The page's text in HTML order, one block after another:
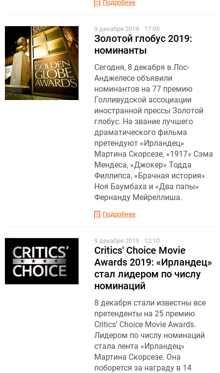
Подробнее
9 декабря 2019 17:05
Золотой глобус 2019:
номинанты
Сегодня, 8 декабря в Лос-
Анджелесе объявили
номинантов на 77 премию
Голливудской ассоциации
иностранной прессы Золотой
глобус. На звание лучшего
драматического фильма
претендуют «Ирландец»
Мартина Скорсезе, «1917» Сэма
Мендеса, «Джокер» Тодда
Филлипса, «Брачная история»
Ноя Баумбаха и «Два папы»
Фернанду Мейреллиша.
Подробнее
9 декабря 2019 12:10
Critics' Choice Movie
Awards 2019: «Ирландец»
стал лидером по числу
номинаций
8 декабря стали известны все
претенденты на 25 премию
Critics’ Choice Movie Awards.
Лидером по числу номинаций
стала лента «Ирландец»
Мартина Скорсезе. Она
поборется за награду в 14